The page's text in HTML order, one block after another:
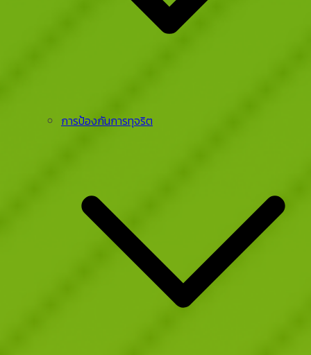
การป้องกันการทุจริต